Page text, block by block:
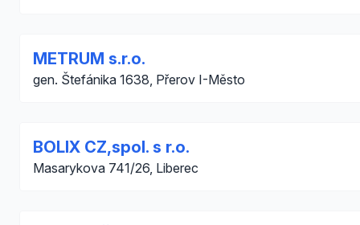
METRUM s.r.o.
gen. Štefánika 1638, Přerov I-Město
BOLIX CZ,spol. s r.o.
Masarykova 741/26, Liberec